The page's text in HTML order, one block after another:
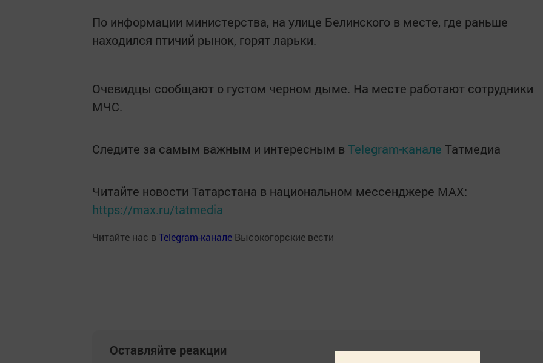
По информации министерства, на улице Белинского в месте, где раньше
находился птичий рынок, горят ларьки.
Очевидцы сообщают о густом черном дыме. На месте работают сотрудники
МЧС.
Следите за самым важным и интересным в Telegram-канале Татмедиа
Читайте новости Татарстана в национальном мессенджере MАХ:
https://max.ru/tatmedia
Читайте нас в Telegram-канале Высокогорские вести
Оставляйте реакции